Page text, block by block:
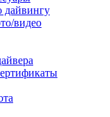
дайвингу
видео